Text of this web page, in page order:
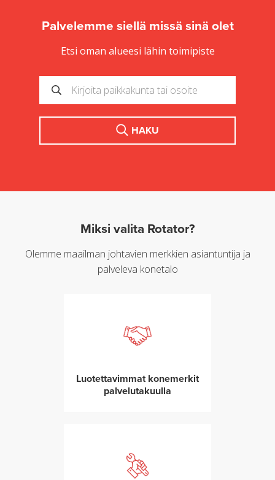
Palvelemme siellä missä sinä olet
Etsi oman alueesi lähin toimipiste
HAKU
Miksi valita Rotator?
Olemme maailman johtavien merkkien asiantuntija ja
palveleva konetalo
Luotettavimmat konemerkit
palvelutakuulla